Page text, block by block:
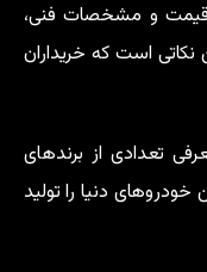
قیمت و مشخصات فنی،
نکاتی است که خریداران
تعدادی از برندهای
خودروهای دنیا را تولید